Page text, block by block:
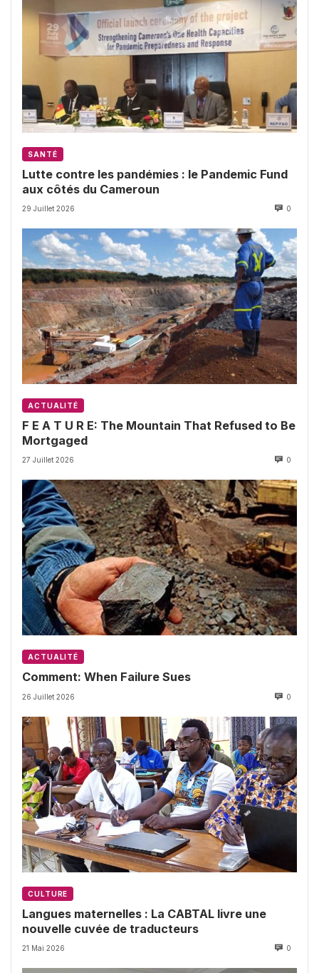
SANTÉ
Lutte contre les pandémies : le Pandemic Fund
aux côtés du Cameroun
29 Juillet 2026 0
ACTUALITÉ
F E A T U R E: The Mountain That Refused to Be
Mortgaged
27 Juillet 2026 0
ACTUALITÉ
Comment: When Failure Sues
26 Juillet 2026 0
CULTURE
Langues maternelles : La CABTAL livre une
nouvelle cuvée de traducteurs
21 Mai 2026 0